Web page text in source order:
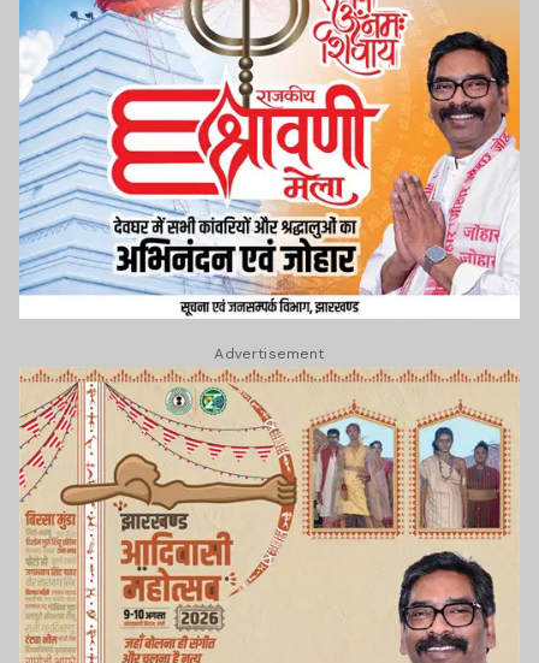
Advertisement